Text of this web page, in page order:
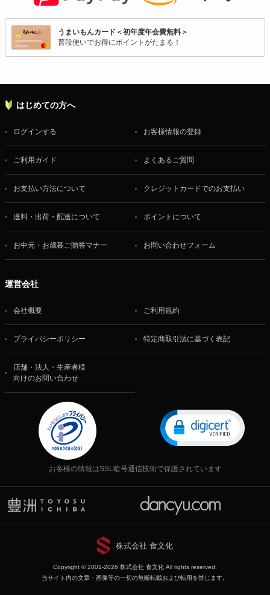
うまいもんカード＜初年度年会費無料＞
普段使いでお得にポイントがたまる！
はじめての方へ
ログインする お客様情報の登録
ご利用ガイド よくあるご質問
お支払い方法について クレジットカードでのお支払い
送料・出荷・配送について ポイントについて
お中元・お歳暮ご贈答マナー お問い合わせフォーム
運営会社
会社概要 ご利用規約
プライバシーポリシー 特定商取引法に基づく表記
店舗・法人・生産者様
向けのお問い合わせ
お客様の情報はSSL暗号通信技術で保護されています
株式会社 食文化
Copyright © 2001-2026 株式会社 食文化 All rights reserved.
当サイト内の文章・画像等の一切の無断転載および転用を禁じます。